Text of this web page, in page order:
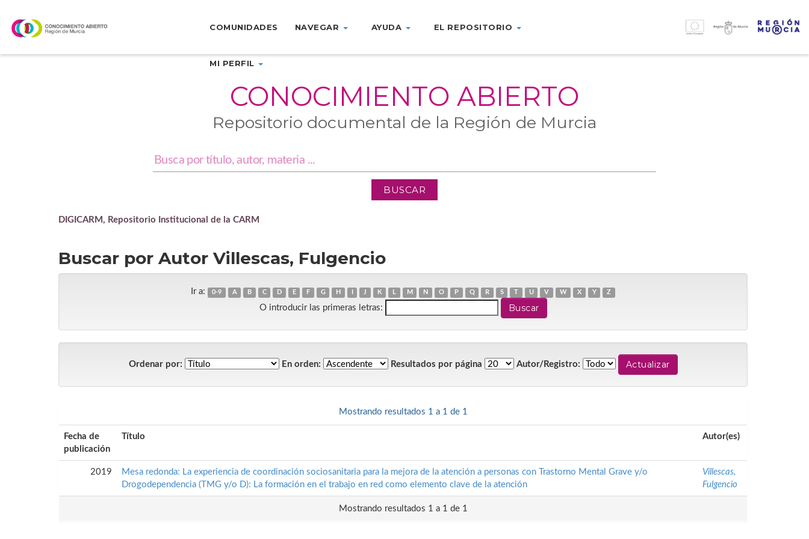
navigation
COMUNIDADES NAVEGAR AYUDA EL REPOSITORIO
MI PERFIL
CONOCIMIENTO ABIERTO
Repositorio documental de la Región de Murcia
DIGICARM, Repositorio Institucional de la CARM
Buscar por Autor Villescas, Fulgencio
Ir a: 0-9 A B C D E F G H J K L M N O P Q R S U V W X Y Z
O introducir las primeras letras:
Ordenar por: En orden: Resultados por página Autor/Registro:
Mostrando resultados 1 a 1 de 1
Fecha de
publicación
Título Autor(es)
2019
Mesa redonda: La experiencia de coordinación sociosanitaria para la mejora de la atención a personas con Trastorno Mental Grave y/o
Drogodependencia (TMG y/o D): La formación en el trabajo en red como elemento clave de la atención
Villescas,
Fulgencio
Mostrando resultados 1 a 1 de 1